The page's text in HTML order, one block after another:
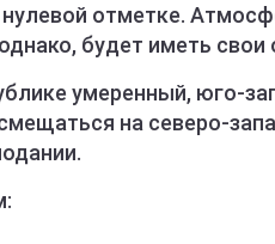
отметке.
будет иметь
умеренный, юго-
на северо-